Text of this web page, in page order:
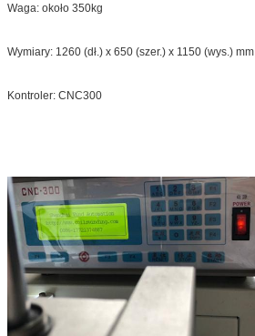
Waga: około 350kg
Wymiary: 1260 (dł.) x 650 (szer.) x 1150 (wys.) mm
Kontroler: CNC300